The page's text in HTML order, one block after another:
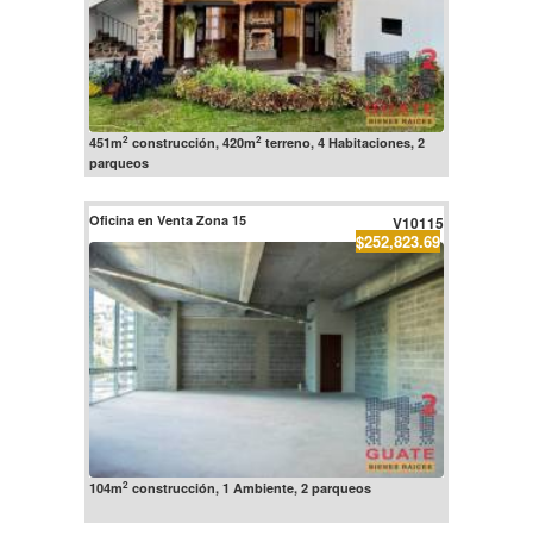
451m2construcción, 420m2terreno, 4 Habitaciones, 2
parqueos
Oficina en Venta Zona 15 V10115
$252,823.69
104m2construcción, 1 Ambiente, 2 parqueos